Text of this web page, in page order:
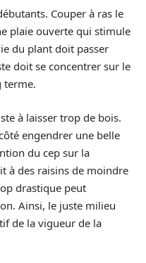
Couper à ras le
plaie ouverte qui stimule
du plant doit passer
doit se concentrer sur le
terme.
à laisser trop de bois.
engendrer une belle
du cep sur la
à des raisins de moindre
drastique peut
Ainsi, le juste milieu
de la vigueur de la